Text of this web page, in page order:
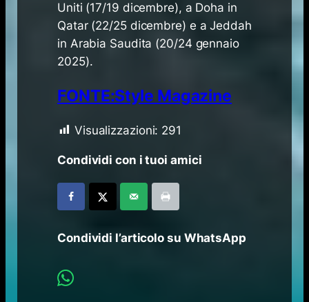
Uniti (17/19 dicembre), a Doha in
Qatar (22/25 dicembre) e a Jeddah
in Arabia Saudita (20/24 gennaio
2025).
FONTE:Style Magazine
Visualizzazioni: 291
Condividi con i tuoi amici
Condividi l’articolo su WhatsApp